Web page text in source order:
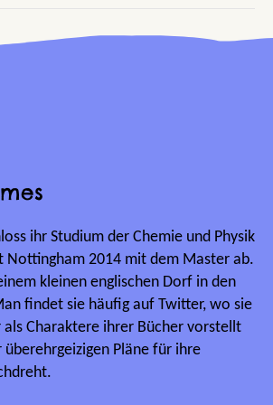
ihr Studium der Chemie und Physik
Nottingham 2014 mit dem Master ab.
kleinen englischen Dorf in den
findet sie häufig auf Twitter, wo sie
als Charaktere ihrer Bücher vorstellt
überehrgeizigen Pläne für ihre